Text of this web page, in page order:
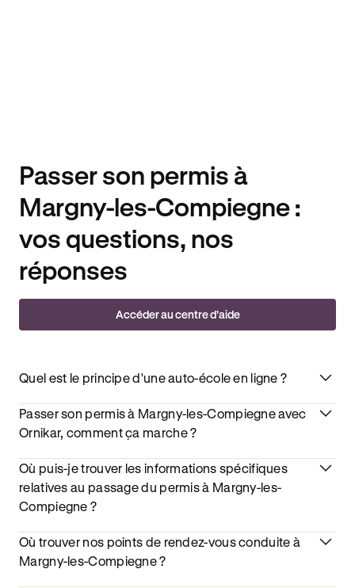
Passer son permis à
Margny-les-Compiegne :
vos questions, nos
réponses
Accéder au centre d’aide
Quel est le principe d'une auto-école en ligne ?
Passer son permis à Margny-les-Compiegne avec
Ornikar, comment ça marche ?
Où puis-je trouver les informations spécifiques
relatives au passage du permis à Margny-les-
Compiegne ?
Où trouver nos points de rendez-vous conduite à
Margny-les-Compiegne ?